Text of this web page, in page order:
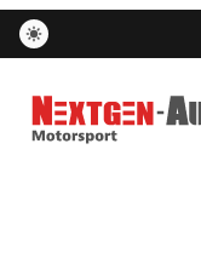
Nextgen-Auto.com